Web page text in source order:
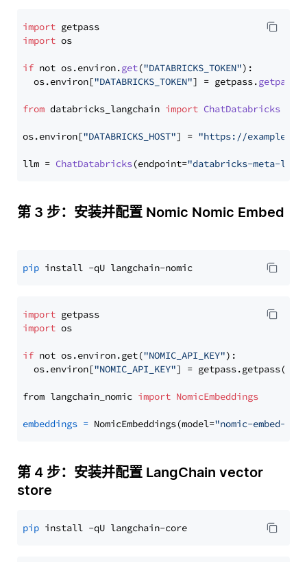
import
import os
if not os.environ.get("DATABRICKS_TOKEN"):
  os.
environ["DATABRICKS_TOKEN"] = getpass.getpass
from databricks_langchain import ChatDatabricks
os.environ["DATABRICKS_HOST"] = "https://
llm = ChatDatabricks(endpoint="databricks-meta-
第 3 步：安装并配置 Nomic Nomic Embed
pip
import
import os
if not os.environ.get("NOMIC_API_KEY"):
  os.environ[
"NOMIC_API_KEY"] = getpass.getpass(
from langchain_nomic import NomicEmbeddings
embeddings = NomicEmbeddings(model="nomic-embed-
第 4 步：安装并配置 LangChain vector
store
pip